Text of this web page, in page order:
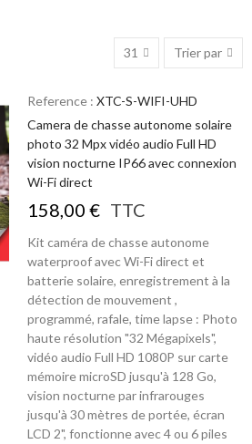
31 Trier par
Reference :XTC-S-WIFI-UHD
Camera de chasse autonome solaire
photo 32 Mpx vidéo audio Full HD
vision nocturne IP66 avec connexion
Wi-Fi direct
158,00 € TTC
Kit caméra de chasse autonome
waterproof avec Wi-Fi direct et
batterie solaire, enregistrement à la
détection de mouvement ,
programmé, rafale, time lapse : Photo
haute résolution "32 Mégapixels",
vidéo audio Full HD 1080P sur carte
mémoire microSD jusqu'à 128 Go,
vision nocturne par infrarouges
jusqu'à 30 mètres de portée, écran
LCD 2", fonctionne avec 4 ou 6 piles